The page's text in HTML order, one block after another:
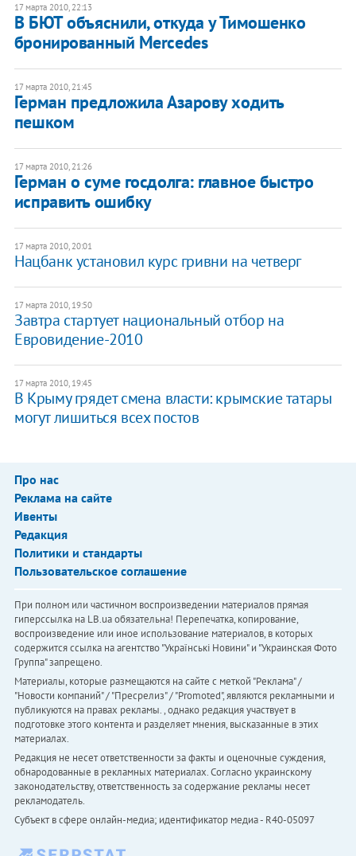
17 марта 2010, 22:13
В БЮТ объяснили, откуда у Тимошенко
бронированный Mercedes
17 марта 2010, 21:45
Герман предложила Азарову ходить
пешком
17 марта 2010, 21:26
Герман о суме госдолга: главное быстро
исправить ошибку
17 марта 2010, 20:01
Нацбанк установил курс гривни на четверг
17 марта 2010, 19:50
Завтра стартует национальный отбор на
Евровидение-2010
17 марта 2010, 19:45
В Крыму грядет смена власти: крымские татары
могут лишиться всех постов
Про нас
Реклама на сайте
Ивенты
Редакция
Политики и стандарты
Пользовательское соглашение
При полном или частичном воспроизведении материалов прямая
гиперссылка на LB.ua обязательна! Перепечатка, копирование,
воспроизведение или иное использование материалов, в которых
содержится ссылка на агентство "Українськi Новини" и "Украинская Фото
Группа" запрещено.
Материалы, которые размещаются на сайте с меткой "Реклама" /
"Новости компаний" / "Пресрелиз" / "Promoted", являются рекламными и
публикуются на правах рекламы. , однако редакция участвует в
подготовке этого контента и разделяет мнения, высказанные в этих
материалах.
Редакция не несет ответственности за факты и оценочные суждения,
обнародованные в рекламных материалах. Согласно украинскому
законодательству, ответственность за содержание рекламы несет
рекламодатель.
Субъект в сфере онлайн-медиа; идентификатор медиа - R40-05097